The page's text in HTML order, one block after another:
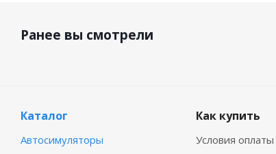
Ранее вы смотрели
Каталог
Автосимуляторы
Как купить
Условия оплаты